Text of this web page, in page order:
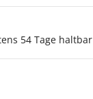
54 Tage haltbar